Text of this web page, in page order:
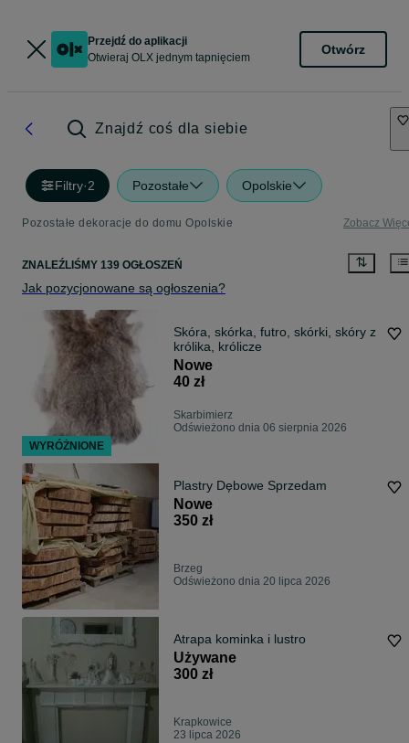
Przejdź do aplikacji
Otwieraj OLX jednym tapnięciem
Otwórz
Znajdź coś dla siebie
Filtry·2 Pozostałe Opolskie
Pozostałe dekoracje do domu Opolskie Zobacz
ZNALEŹLIŚMY 139 OGŁOSZEŃ
Jak pozycjonowane są ogłoszenia?
Skóra, skórka, futro, skórki, skóry z
królika, królicze
Nowe
40 zł
Skarbimierz
Odświeżono dnia 06 sierpnia 2026
Plastry Dębowe Sprzedam
Nowe
350 zł
Brzeg
Odświeżono dnia 20 lipca 2026
Atrapa kominka i lustro
Używane
300 zł
Krapkowice
23 lipca 2026
WYRÓŻNIONE